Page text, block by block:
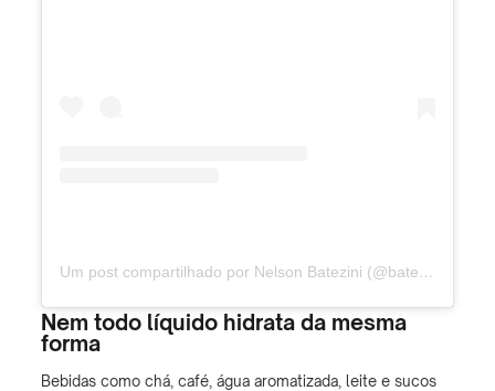
Um post compartilhado por Nelson Batezini (@bateziniuro)
Nem todo líquido hidrata da mesma
forma
Bebidas como chá, café, água aromatizada, leite e sucos